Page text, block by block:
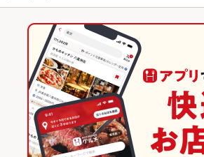
袋町駅 × 居酒屋
袋町駅 × 和風
和食全般
広島市（広島市中心部） × 和食
並木・袋町 × 和食
並木・袋町 × 和食全般
広島 × 居酒屋
広島 × 和風
本通駅
バーニャカウダ 焼売
アヒージョ
広島のグルメランキング
広島の居酒屋ランキング
広島市（広島市中心部）のグルメランキング
広島市（広島市中心部）の居酒屋ランキング
並木・袋町のグルメランキング